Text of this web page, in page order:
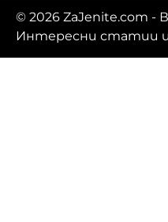
© 2026 ZaJenite.com -
Интересни статии